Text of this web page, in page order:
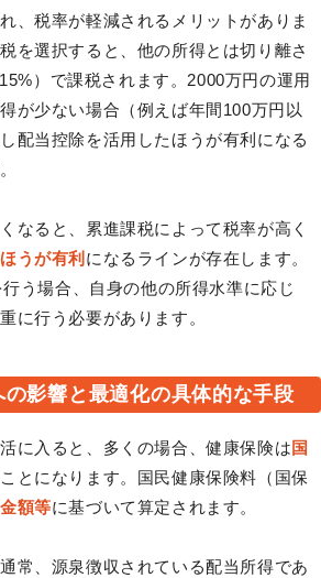
、税率が軽減されるメリットがありま
を選択すると、他の所得とは切り離さ
）で課税されます。2000万円の運用
が少ない場合（例えば年間100万円以
配当控除を活用したほうが有利になる
なると、累進課税によって税率が高く
うが有利 になるラインが存在します。
う場合、自身の他の所得水準に応じ
に行う必要があります。
の影響と最適化の具体的な手段
に入ると、多くの場合、健康保険は国
とになります。国民健康保険料（国保
額等に基づいて算定されます。
常、源泉徴収されている配当所得であ